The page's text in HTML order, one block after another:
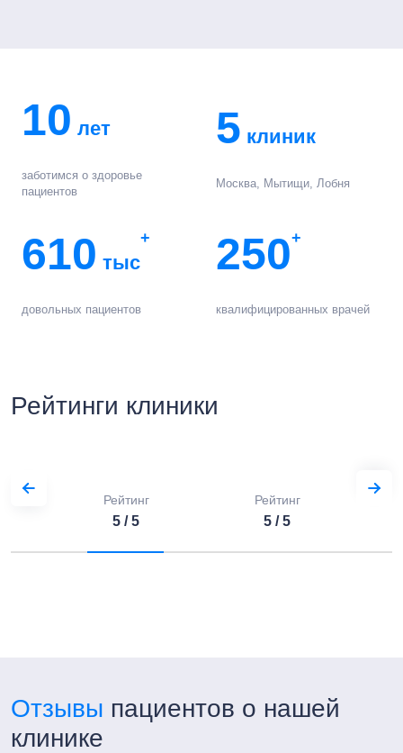
10 лет
заботимся о здоровье
пациентов
5 клиник
Москва, Мытищи, Лобня
610 тыс
+
довольных пациентов
250+
квалифицированных врачей
Рейтинги клиники
Рейтинг
5 / 5
Рейтинг
5 / 5
Отзывы пациентов о нашей
клинике